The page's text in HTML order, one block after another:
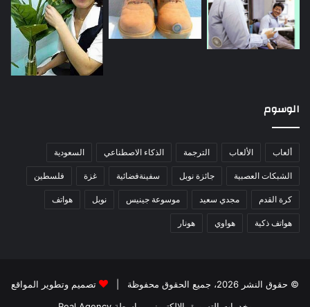
الوسوم
ألعاب الألعاب الترجمة الذكاء الاصطناعي السعودية
الشبكات العصبية جائزة نوبل سفينةفضائية غزة فلسطين
كرة القدم مجدي سعيد موسوعة جينيس نوبل هواتف
هواتف ذكية هواوي هونار
© حقوق النشر 2026، جميع الحقوق محفوظة |
تصميم وتطوير المواقع